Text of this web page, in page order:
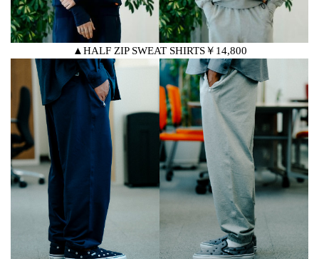
▲HALF ZIP SWEAT SHIRTS￥14,800